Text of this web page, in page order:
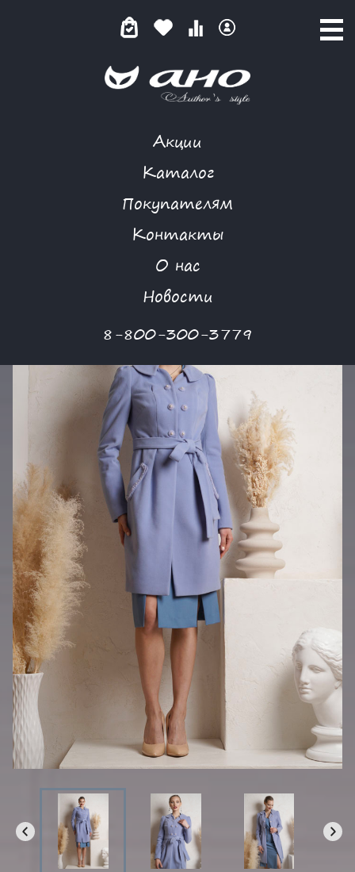
Акции
Каталог
Покупателям
Контакты
О нас
Новости
8-800-300-3779
ОЧАРОВАТЕЛЬНАЯ ЛАВАНДА